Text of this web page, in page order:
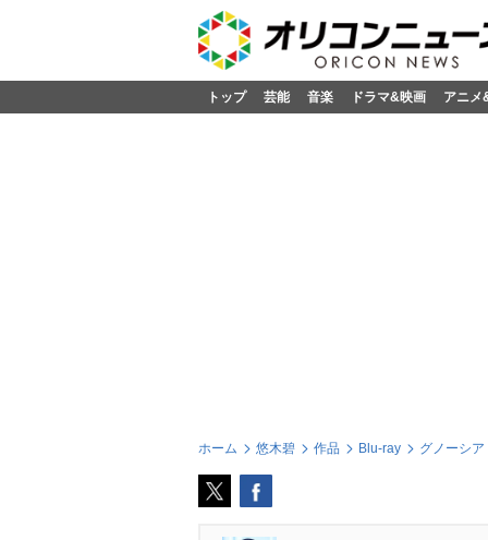
トップ 芸能 音楽 ドラマ&映画 アニメ
ホーム 悠木碧 作品 Blu-ray グノーシ